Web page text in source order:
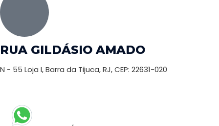
RUA GILDÁSIO AMADO
N - 55 Loja I, Barra da Tijuca, RJ, CEP: 22631-020